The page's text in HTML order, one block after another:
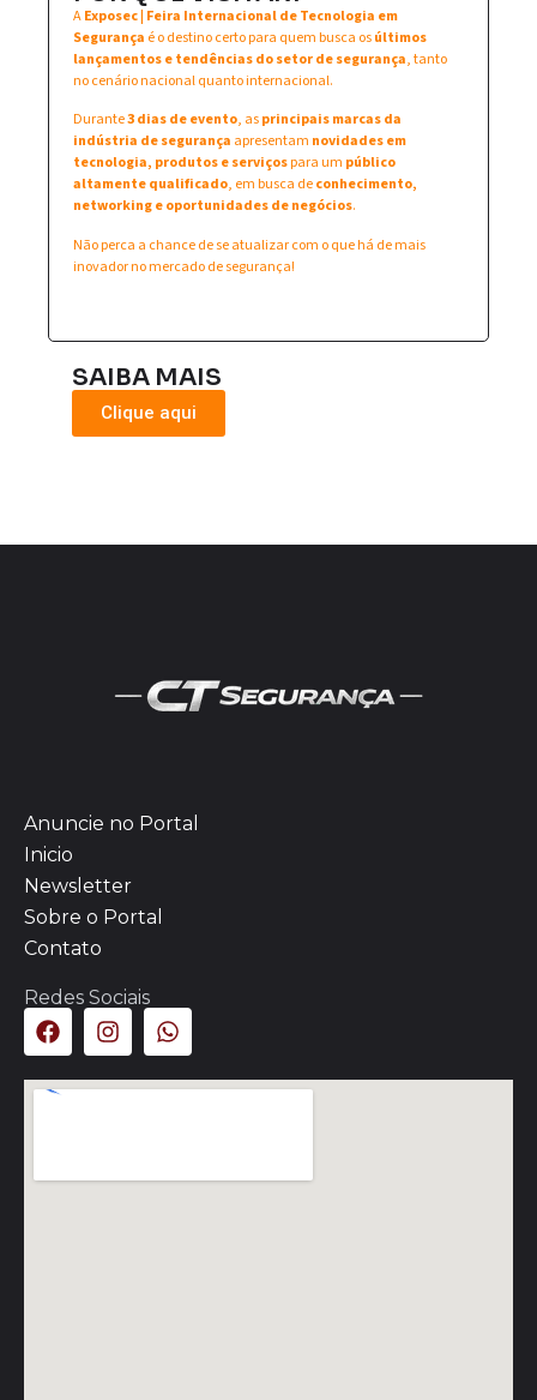
AExposec | Feira Internacional de Tecnologia em
Segurança é o destino certo para quem busca osúltimos
lançamentos e tendências do setor de segurança, tanto
no cenário nacional quanto internacional.
Durante3 dias de evento, asprincipais marcas da
indústria de segurança apresentam novidades em
tecnologia, produtos e serviçospara um público
altamente qualificado, em busca deconhecimento,
networking e oportunidades de negócios.
Não perca a chance de se atualizar com o que há de mais
inovador no mercado de segurança!
SAIBA MAIS
Clique aqui
Anuncie no Portal
Inicio
Newsletter
Sobre o Portal
Contato
Redes Sociais